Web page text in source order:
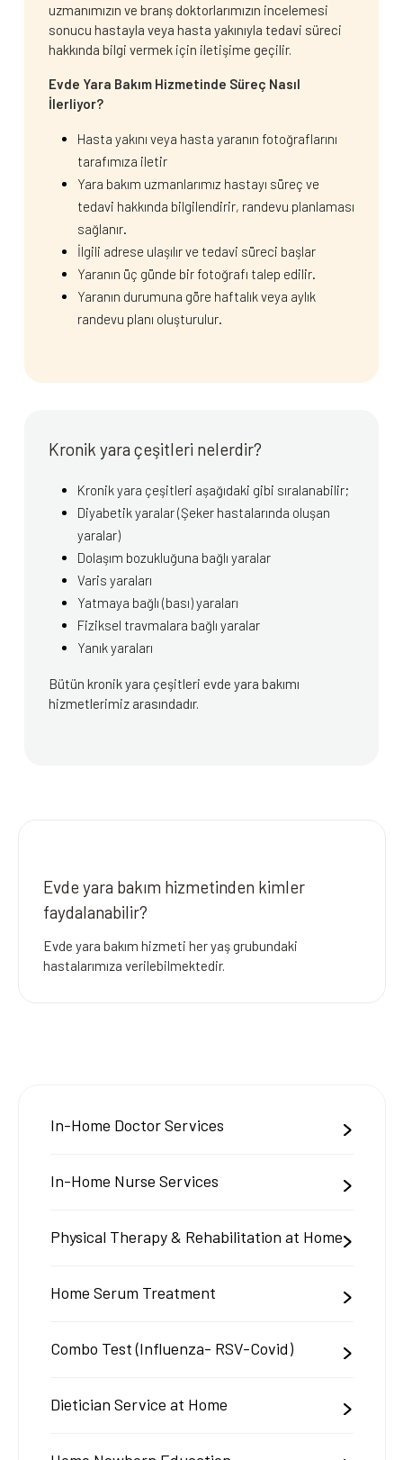
In-Home Doctor Services
In-Home Nurse Services
Physical Therapy & Rehabilitation at Home
Home Serum Treatment
Combo Test (Influenza- RSV-Covid)
Dietician Service at Home
uzmanımızın ve branş doktorlarımızın incelemesi
sonucu hastayla veya hasta yakınıyla tedavi süreci
hakkında bilgi vermek için iletişime geçilir.
Evde Yara Bakım Hizmetinde Süreç Nasıl
İlerliyor?
Hasta yakını veya hasta yaranın fotoğraflarını
tarafımıza iletir
Yara bakım uzmanlarımız hastayı süreç ve
tedavi hakkında bilgilendirir, randevu planlaması
sağlanır.
İlgili adrese ulaşılır ve tedavi süreci başlar
Yaranın üç günde bir fotoğrafı talep edilir.
Yaranın durumuna göre haftalık veya aylık
randevu planı oluşturulur.
Kronik yara çeşitleri nelerdir?
Kronik yara çeşitleri aşağıdaki gibi sıralanabilir;
Diyabetik yaralar (Şeker hastalarında oluşan
yaralar)
Dolaşım bozukluğuna bağlı yaralar
Varis yaraları
Yatmaya bağlı (bası) yaraları
Fiziksel travmalara bağlı yaralar
Yanık yaraları
Bütün kronik yara çeşitleri evde yara bakımı
hizmetlerimiz arasındadır.
Evde yara bakım hizmetinden kimler
faydalanabilir?
Evde yara bakım hizmeti her yaş grubundaki
hastalarımıza verilebilmektedir.